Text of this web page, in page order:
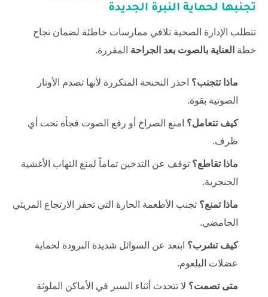
تجنبها لحماية النبرة الجديدة
تتطلب الإدارة الصحية تلافي ممارسات خاطئة لضمان نجاح
خطة العناية بالصوت بعد الجراحة المقررة.
ماذا تتجنب؟ احذر النحنحة المتكررة لأنها تصدم الأوتار
الصوتية بقوة.
كيف تتعامل؟ امنع الصراخ أو رفع الصوت فجأة تحت أي
ظرف.
ماذا تقاطع؟ توقف عن التدخين تماماً لمنع التهاب الأغشية
الحنجرية.
ماذا تمنع؟ تجنب الأطعمة الحارة التي تحفز الارتجاع المريئي
الحامضي.
كيف تشرب؟ ابتعد عن السوائل شديدة البرودة لحماية
عضلات البلعوم.
متى تصمت؟ لا تتحدث أثناء السير في الأماكن الملوثة